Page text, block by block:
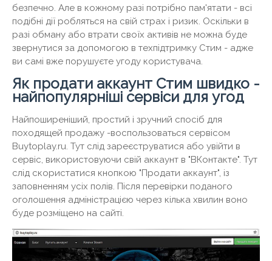
безпечно. Але в кожному разі потрібно пам'ятати - всі
подібні дії робляться на свій страх і ризик. Оскільки в
разі обману або втрати своїх активів не можна буде
звернутися за допомогою в техпідтримку Стим - адже
ви самі вже порушуєте угоду користувача.
Як продати аккаунт Стим швидко -
найпопулярніші сервіси для угод
Найпоширеніший, простий і зручний спосіб для
походящей продажу -воспользоваться сервісом
Buytoplay.ru. Тут слід зареєструватися або увійти в
сервіс, використовуючи свій аккаунт в "ВКонтакте". Тут
слід скористатися кнопкою "Продати аккаунт", із
заповненням усіх полів. Після перевірки поданого
оголошення адміністрацією через кілька хвилин воно
буде розміщено на сайті.